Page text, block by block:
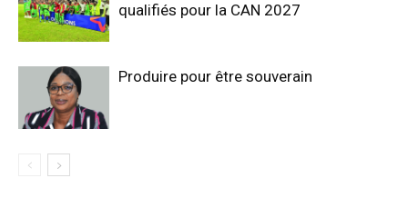
qualifiés pour la CAN 2027
Produire pour être souverain